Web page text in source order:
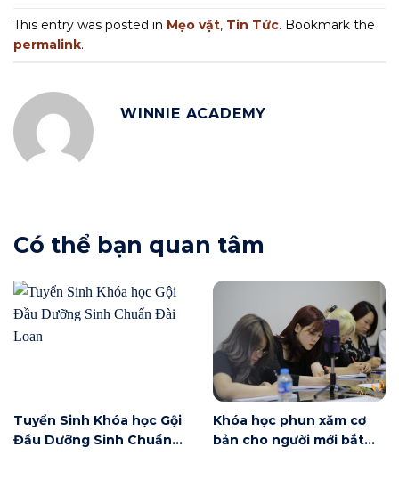
This entry was posted in Mẹo vặt, Tin Tức. Bookmark the
permalink.
WINNIE ACADEMY
Có thể bạn quan tâm
Tuyển Sinh Khóa học Gội
Đầu Dưỡng Sinh Chuẩn
Khóa học phun xăm cơ
bản cho người mới bắt